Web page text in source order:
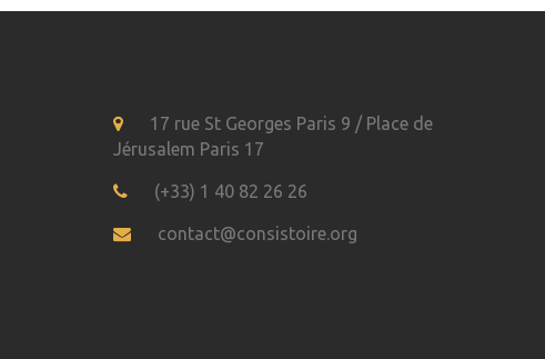
17 rue St Georges Paris 9 / Place de
Jérusalem Paris 17
(+33) 1 40 82 26 26
contact@consistoire.org